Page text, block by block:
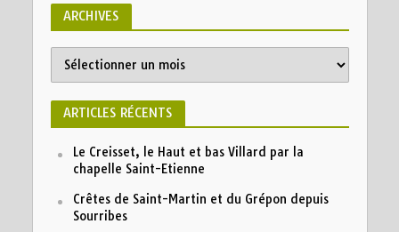
ARCHIVES
ARTICLES RÉCENTS
Le Creisset, le Haut et bas Villard par la
chapelle Saint-Etienne
Crêtes de Saint-Martin et du Grépon depuis
Sourribes